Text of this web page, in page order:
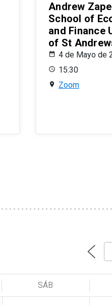
Andrew
School of
and Finance
of St
4 de Mayo de
15:30
Zoom
SÁB